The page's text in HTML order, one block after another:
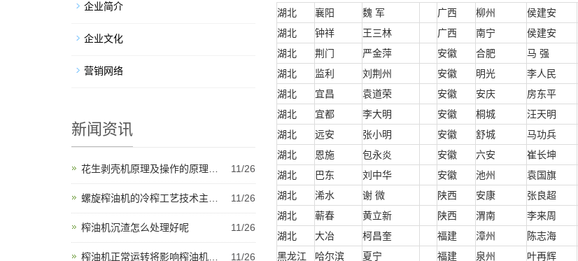
湖北 襄阳 魏 军 广西 柳州 侯建安
湖北
钟祥 王三林 广西 南宁 侯建安
湖北
荆门 严金萍 安徽 合肥 马 强
湖北
监利 刘荆州 安徽 明光 李人民
湖北
宜昌 袁道荣 安徽 安庆 房东平
湖北
宜都 李大明 安徽 桐城 汪天明
湖北
远安 张小明 安徽 舒城 马功兵
湖北
恩施 包永炎 安徽 六安 崔长坤
湖北
巴东 刘中华 安徽 池州 袁国旗
湖北
浠水 谢 微 陕西 安康 张良超
湖北
蕲春 黄立新 陕西 渭南 李来周
湖北
大冶 柯昌奎 福建 漳州 陈志海
黑龙江
哈尔滨 夏宁 福建 泉州 叶再辉
企业简介
企业文化
营销网络
新闻资讯
花生剥壳机原理及操作的原理… 11/26
螺旋榨油机的冷榨工艺技术主… 11/26
榨油机沉渣怎么处理好呢 11/26
榨油机正常运转将影响榨油机… 11/26